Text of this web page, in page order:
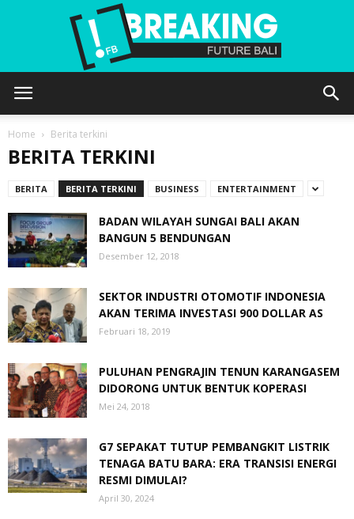
Home Berita terkini
BERITA TERKINI
BERITA BERITA TERKINI BUSINESS ENTERTAINMENT
BADAN WILAYAH SUNGAI BALI AKAN
BANGUN 5 BENDUNGAN
Desember 12, 2018
SEKTOR INDUSTRI OTOMOTIF INDONESIA
AKAN TERIMA INVESTASI 900 DOLLAR AS
Februari 18, 2019
PULUHAN PENGRAJIN TENUN KARANGASEM
DIDORONG UNTUK BENTUK KOPERASI
Mei 24, 2018
G7 SEPAKAT TUTUP PEMBANGKIT LISTRIK
TENAGA BATU BARA: ERA TRANSISI ENERGI
RESMI DIMULAI?
April 30, 2024